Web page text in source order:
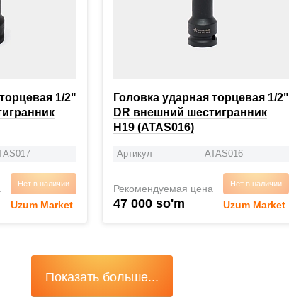
1/2"
Нет в наличии
Uzum Market
Головка ударная торцевая 1/2"
DR внешний шестигранник
H19 (ATAS016)
Артикул ATAS016
Рекомендуемая цена
47 000 so'm
Нет в наличии
Uzum Market
Показать больше...